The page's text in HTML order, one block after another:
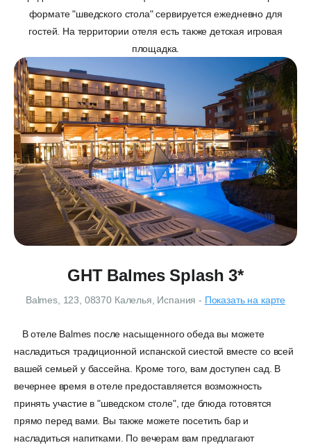
формате "шведского стола" сервируется ежедневно для
гостей. На территории отеля есть также детская игровая
площадка.
GHT Balmes Splash 3*
Balmes, 123, 08370 Калелья, Испания - Показать на карте
В отеле Balmes после насыщенного обеда вы можете
насладиться традиционной испанской сиестой вместе со всей
вашей семьей у бассейна. Кроме того, вам доступен сад. В
вечернее время в отеле предоставляется возможность
принять участие в "шведском столе", где блюда готовятся
прямо перед вами. Вы также можете посетить бар и
насладиться напитками. По вечерам вам предлагают